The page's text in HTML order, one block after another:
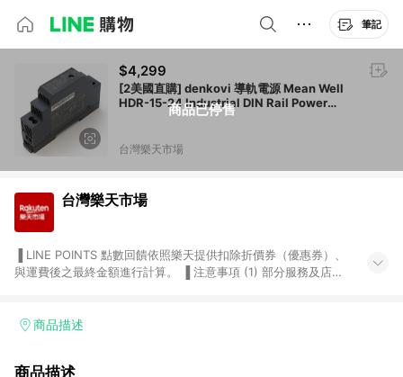
筆記
商品已停售
$4,299
[2美國直購] denkovi 導軌電源 Mean Well
HDR-15-24 Industrial DIN Rail Power
Supply 24V/0.63A Out
台灣樂天市場
台灣樂天市場
與運費後之最終金額進行計算。 ▐ 注意事項 (1) 部分服務及店家
Smart mobile、神腦生活、JS巨盛、樂天KOBO電子書，請詳閱
商品描述
商品描述